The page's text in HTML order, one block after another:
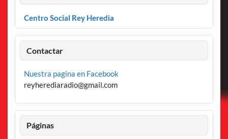
Centro Social Rey Heredia
Contactar
Nuestra pagina en Facebook
reyherediaradio@gmail.com
Páginas